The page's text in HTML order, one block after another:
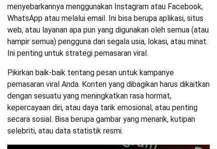
menyebarkannya menggunakan Instagram atau Facebook,
WhatsApp atau melalui email. Ini bisa berupa aplikasi, situs
web, atau layanan apa pun yang digunakan oleh semua (atau
hampir semua) pengguna dari segala usia, lokasi, atau minat.
Ini penting untuk strategi pemasaran viral.
Pikirkan baik-baik tentang pesan untuk kampanye
pemasaran viral Anda. Konten yang dibagikan harus dikaitkan
dengan sesuatu yang meningkatkan rasa hormat,
kepercayaan diri, atau daya tarik emosional, atau penting
secara sosial. Bisa berupa gambar yang menarik, kutipan
selebriti, atau data statistik resmi.